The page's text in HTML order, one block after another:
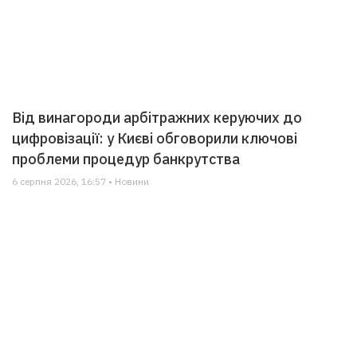
Від винагороди арбітражних керуючих до
цифровізації: у Києві обговорили ключові
проблеми процедур банкрутства
6 серпня 2026, 16:57 • Новини